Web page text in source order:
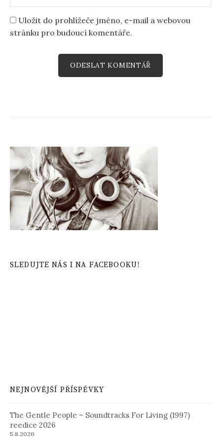
Uložit do prohlížeče jméno, e-mail a webovou
stránku pro budoucí komentáře.
SLEDUJTE NÁS I NA FACEBOOKU!
NEJNOVĚJŠÍ PŘÍSPĚVKY
The Gentle People – Soundtracks For Living (1997)
reedice 2026
5.8.2026